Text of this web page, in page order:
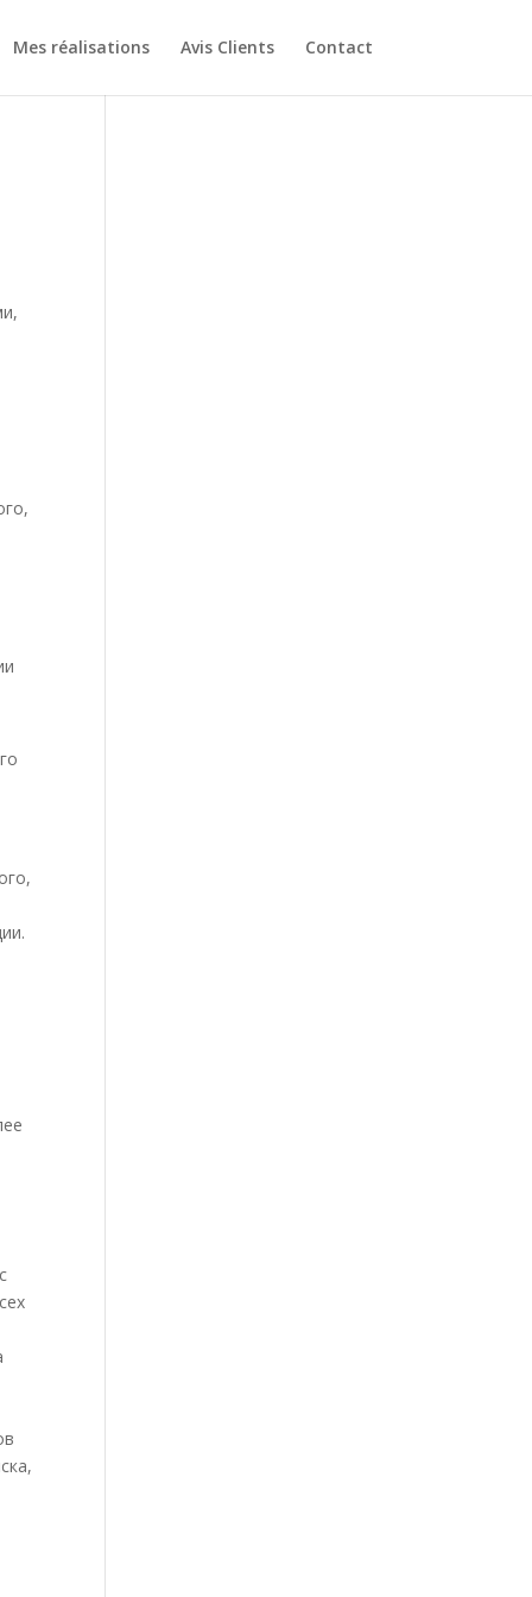
Mes réalisations Avis Clients Contact